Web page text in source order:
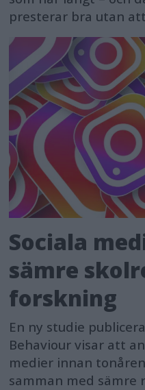
presterar bra utan
Sociala
sämre
forskning
En ny studie
Behaviour visar att
medier innan
samman med sämre